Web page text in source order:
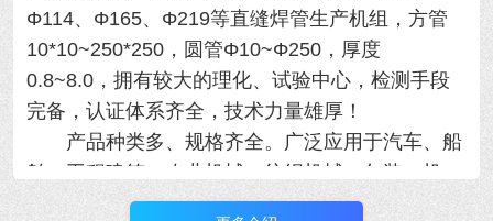
Φ114、Φ165、Φ219等直缝焊管生产机组，方管
10*10~250*250，圆管Φ10~Φ250，厚度
0.8~8.0，拥有较大的理化、试验中心，检测手段
完备，认证体系齐全，技术力量雄厚！
产品种类多、规格齐全。广泛应用于汽车、船
舶、工程建筑、农业机械、纺织机械、包装、机
械、制冷设备等行业，年产量大！用于各类精密机